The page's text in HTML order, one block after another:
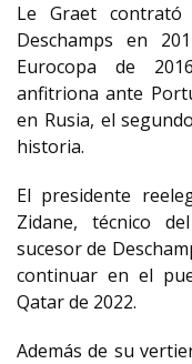
Le Graet contrató
Deschamps en
Eurocopa de
anfitriona ante
en Rusia, el
historia.
El presidente
Zidane, técnico
sucesor de
continuar en el
Qatar de 2022.
Además de su